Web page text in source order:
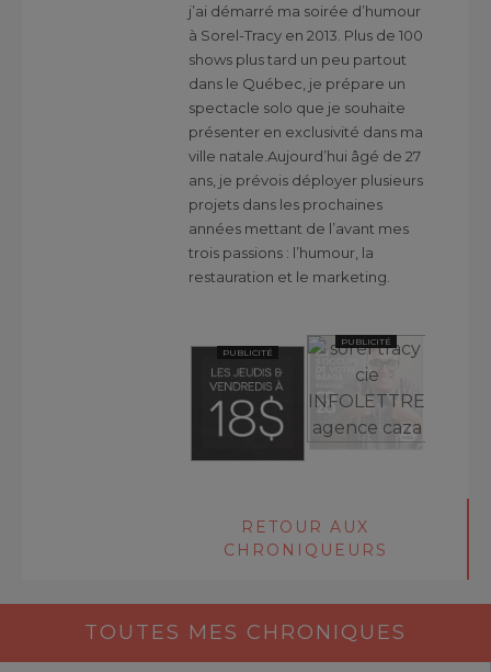
j’ai démarré ma soirée d’humour
à Sorel-Tracy en 2013. Plus de 100
shows plus tard un peu partout
dans le Québec, je prépare un
spectacle solo que je souhaite
présenter en exclusivité dans ma
ville natale.Aujourd’hui âgé de 27
ans, je prévois déployer plusieurs
projets dans les prochaines
années mettant de l’avant mes
trois passions : l’humour, la
restauration et le marketing.
PUBLICITÉ
PUBLICITÉ
PUBLICITÉ
PUBLICITÉ
RETOUR AUX
CHRONIQUEURS
TOUTES MES CHRONIQUES